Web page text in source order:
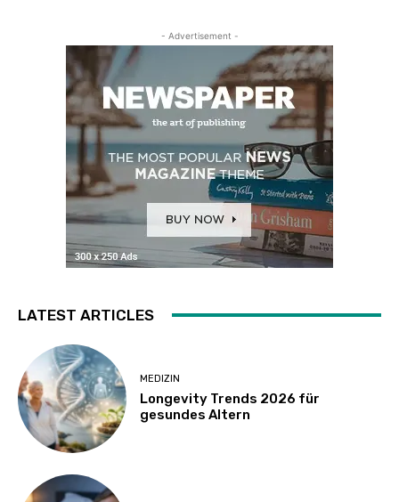
- Advertisement -
LATEST ARTICLES
MEDIZIN
Longevity Trends 2026 für
gesundes Altern